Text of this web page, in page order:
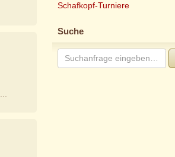
Schafkopf-Turniere
Suche